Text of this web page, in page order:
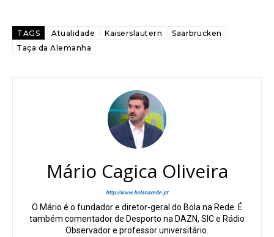
TAGS Atualidade Kaiserslautern
Saarbrucken
Taça da Alemanha
Mário Cagica Oliveira
http://www.bolanarede.pt
O Mário é o fundador e diretor-geral do Bola na Rede. É
também comentador de Desporto na DAZN, SIC e Rádio
Observador e professor universitário.